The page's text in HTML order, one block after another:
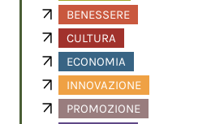
BENESSERE
CULTURA
ECONOMIA
INNOVAZIONE
PROMOZIONE